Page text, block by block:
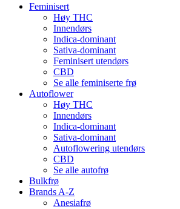
Feminisert
Høy THC
Innendørs
Indica-dominant
Sativa-dominant
Feminisert utendørs
CBD
Se alle feminiserte frø
Autoflower
Høy THC
Innendørs
Indica-dominant
Sativa-dominant
Autoflowering utendørs
CBD
Se alle autofrø
Bulkfrø
Brands A-Z
Anesiafrø